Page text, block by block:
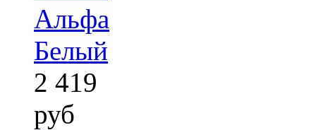
Альфа
Белый
2 419
руб